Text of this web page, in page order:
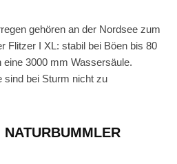
gehören an der Nordsee zum
Flitzer I XL: stabil bei Böen bis 80
3000 mm Wassersäule.
sind bei Sturm nicht zu